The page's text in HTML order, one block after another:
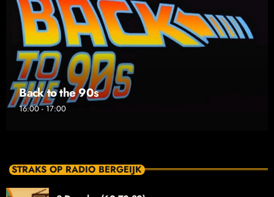
Back to the 90s
16:00 - 17:00
STRAKS OP RADIO BERGEIJK